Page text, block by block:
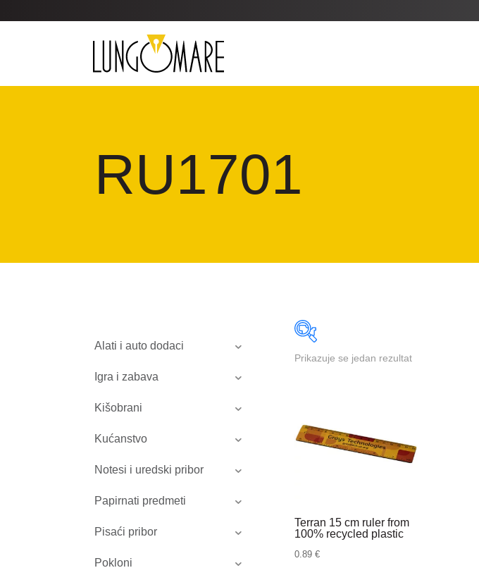
RU1701
Alati i auto dodaci
Igra i zabava
Kišobrani
Kućanstvo
Notesi i uredski pribor
Papirnati predmeti
Pisaći pribor
Pokloni
Prikazuje se jedan rezultat
Terran 15 cm ruler from
100% recycled plastic
0.89 €